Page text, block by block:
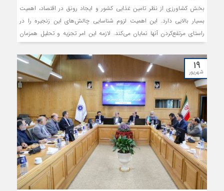
بخش کشاورزی از نظر تامین غذایی کشور و ایجاد رونق در اقتصاد، اهمیت
بسیار بالایی دارد. این اهمیت لزوم شناسایی چالش‌های این زنجیره را در
راستای مرتفع‌کردن آنها نمایان می‌کند. لازمه این امر تجزیه و تحلیل همزمان
حوزه زنجیره ارزش محصولات کشاورزی است. درنظرگرفتن واقعیت‌های موجود
راهکاری است که می‌تواند در شناسایی چالش‌ها و مسائل این زنجیره در حوزه
امنیت غذایی کمک کند. باوجود چنین چالش‌هایی درمیان کشورهای آسیایی
صادرکننده محصولات لبنی در سال‌۲۰۲۳، ایران با ۲.۱‌میلیون ‌تن صادرات در رتبه
نخست قرار دارد.
۱۹
شهریور